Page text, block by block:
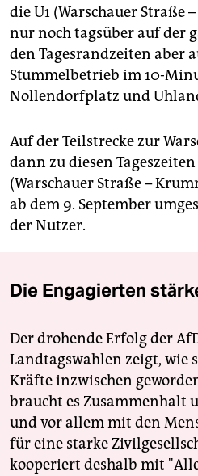
die U1 (Warschauer Straße
nur noch tagsüber auf der
den Tagesrandzeiten aber
Stummelbetrieb im 10-
Nollendorfplatz und
Auf der Teilstrecke zur
dann zu diesen
(Warschauer Straße –
ab dem 9. September
der Nutzer.
Die Engagierten
Der drohende Erfolg der
Landtagswahlen zeigt, wie
Kräfte inzwischen
braucht es Zusammenhalt
und vor allem mit den
für eine starke
kooperiert deshalb mit